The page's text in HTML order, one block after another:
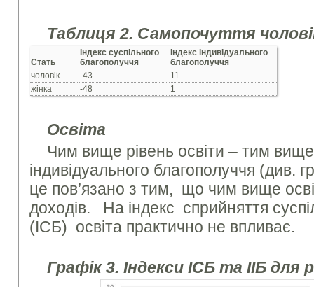
Таблиця 2. Самопочуття
Стать
Індекс суспільного
благополуччя
Індекс індивідуального
благополуччя
чоловік
-43
11
жінка
-48 1
Освіта
Чим вище рівень освіти – тим вище
індивідуального благополуччя (див.
це пов’язано з тим, що чим вище
доходів. На індекс сприйняття
(ІСБ) освіта практично не впливає.
Графік 3. Індекси ІСБ та ІІБ для